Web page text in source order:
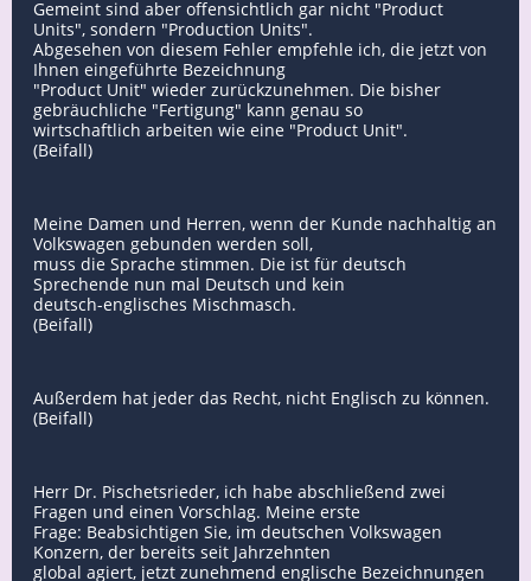
Gemeint sind aber offensichtlich gar nicht "Product
Units", sondern "Production Units".
Abgesehen von diesem Fehler empfehle ich, die jetzt von
Ihnen eingeführte Bezeichnung
"Product Unit" wieder zurückzunehmen. Die bisher
gebräuchliche "Fertigung" kann genau so
wirtschaftlich arbeiten wie eine "Product Unit".
(Beifall)
Meine Damen und Herren, wenn der Kunde nachhaltig an
Volkswagen gebunden werden soll,
muss die Sprache stimmen. Die ist für deutsch
Sprechende nun mal Deutsch und kein
deutsch-englisches Mischmasch.
(Beifall)
Außerdem hat jeder das Recht, nicht Englisch zu können.
(Beifall)
Herr Dr. Pischetsrieder, ich habe abschließend zwei
Fragen und einen Vorschlag. Meine erste
Frage: Beabsichtigen Sie, im deutschen Volkswagen
Konzern, der bereits seit Jahrzehnten
global agiert, jetzt zunehmend englische Bezeichnungen